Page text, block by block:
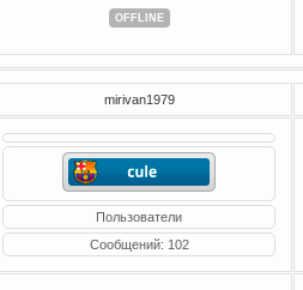
OFFLINE
mirivan1979
Пользователи
Сообщений: 102